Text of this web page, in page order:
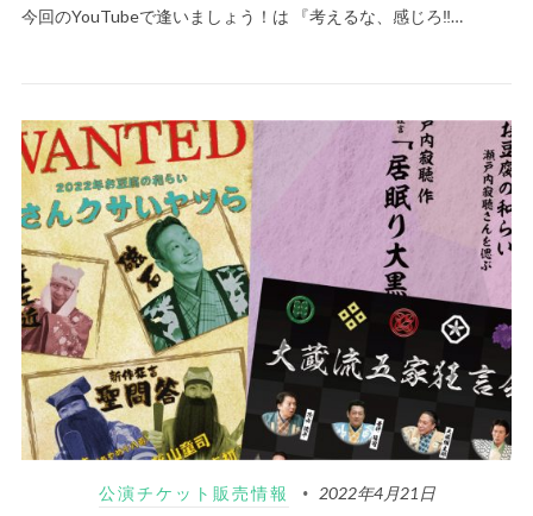
今回のYouTubeで逢いましょう！は 『考えるな、感じろ‼…
公演チケット販売情報 2022年4月21日